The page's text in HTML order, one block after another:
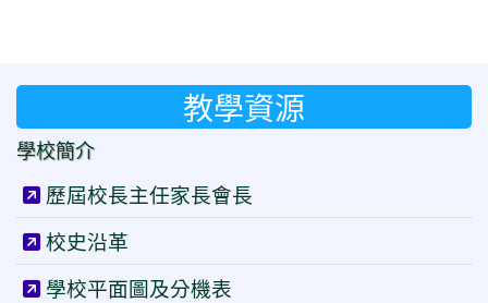
教學資源
學校簡介
歷屆校長主任家長會長
校史沿革
學校平面圖及分機表